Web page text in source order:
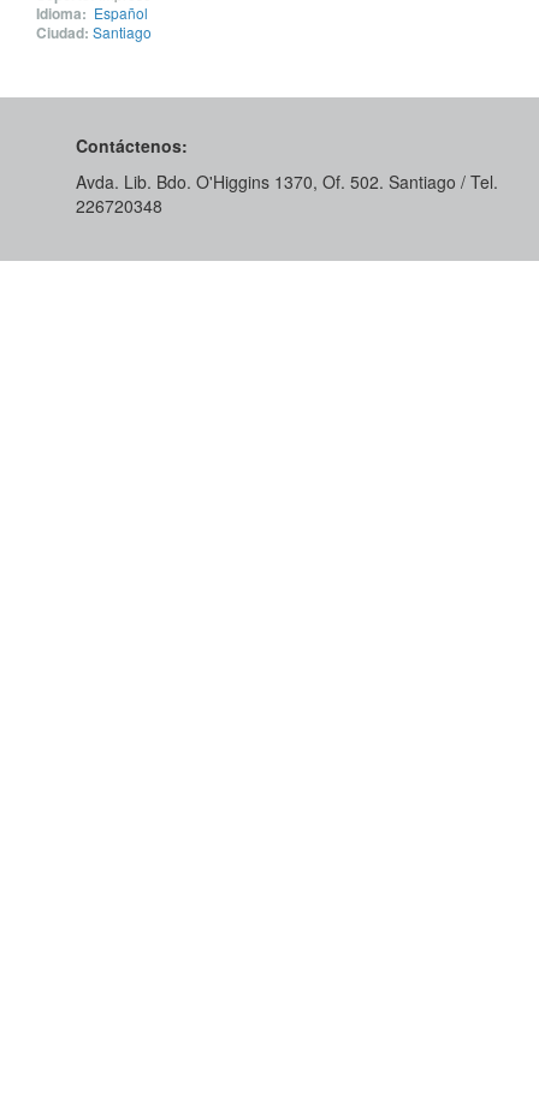
Idioma: Español
Ciudad: Santiago
Contáctenos:
Avda. Lib. Bdo. O'Higgins 1370, Of. 502. Santiago / Tel.
226720348